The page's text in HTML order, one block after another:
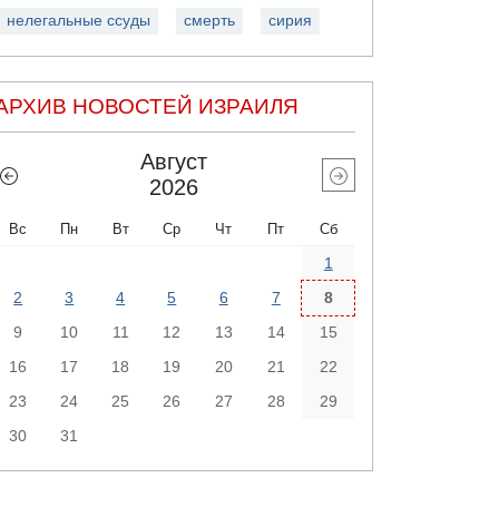
нелегальные ссуды смерть сирия
НОВОСТЕЙ ИЗРАИЛЯ
Август
2026
Вс Пн Вт Ср Чт Пт Сб
1
2
3 4 5 6 7
8
9
10 11 12 13 14
15
16
17 18 19 20 21
22
23
24 25 26 27 28
29
30
31